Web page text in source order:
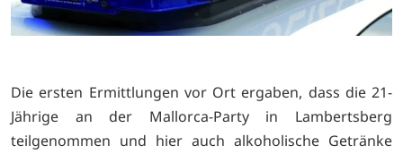
Die ersten Ermittlungen vor Ort ergaben, dass die 21-
Jährige an der Mallorca-Party in Lambertsberg
teilgenommen und hier auch alkoholische Getränke